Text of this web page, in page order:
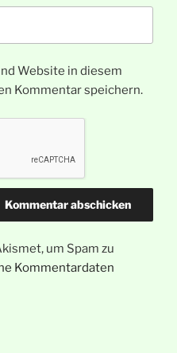
Website in diesem
Kommentar speichern.
um Spam zu
Kommentardaten